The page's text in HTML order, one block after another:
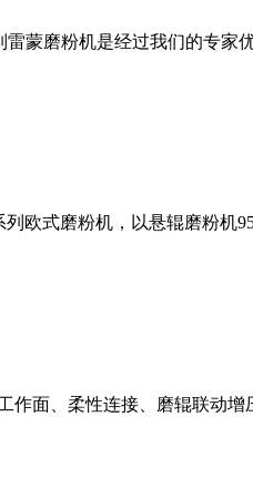
蒙磨粉机是经过我们的专家
欧式磨粉机，以悬辊磨粉机
面、柔性连接、磨辊联动